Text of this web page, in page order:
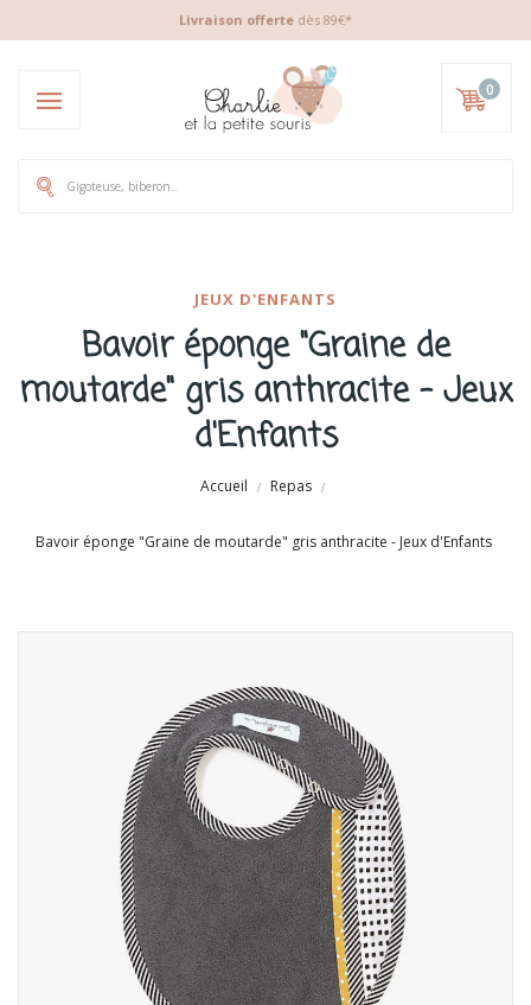
Livraison offerte dès 89€*
0
JEUX D'ENFANTS
Bavoir éponge "Graine de
moutarde" gris anthracite - Jeux
d'Enfants
Accueil Repas
Bavoir éponge "Graine de moutarde" gris anthracite - Jeux d'Enfants